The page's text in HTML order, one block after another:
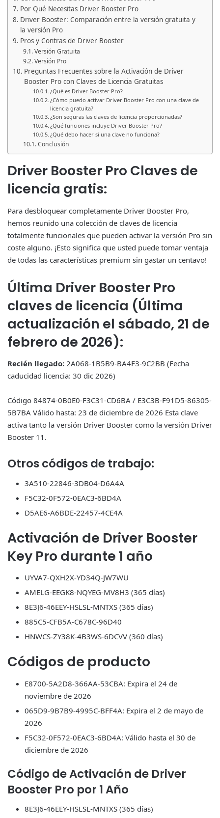
Por Qué Necesitas Driver Booster Pro
Driver Booster: Comparación entre la versión gratuita y
la versión Pro
Pros y Contras de Driver Booster
Versión Gratuita
Versión Pro
Preguntas Frecuentes sobre la Activación de Driver
Booster Pro con Claves de Licencia Gratuitas
¿Qué es Driver Booster Pro?
¿Cómo puedo activar Driver Booster Pro con una clave de
licencia gratuita?
¿Son seguras las claves de licencia proporcionadas?
¿Qué funciones incluye Driver Booster Pro?
¿Qué debo hacer si una clave no funciona?
Conclusión
Driver Booster Pro Claves de
licencia gratis:
Para desbloquear completamente Driver Booster Pro,
hemos reunido una colección de claves de licencia
totalmente funcionales que pueden activar la versión Pro sin
coste alguno. ¡Esto significa que usted puede tomar ventaja
de todas las características premium sin gastar un centavo!
Última Driver Booster Pro
claves de licencia (Última
actualización el sábado, 21 de
febrero de 2026):
Recién llegado: 2A068-1B5B9-BA4F3-9C2BB (Fecha
caducidad licencia: 30 dic 2026)
Código 84874-0B0E0-F3C31-CD6BA / E3C3B-F91D5-86305-
5B7BA Válido hasta: 23 de diciembre de 2026 Esta clave
activa tanto la versión Driver Booster como la versión Driver
Booster 11.
Otros códigos de trabajo:
3A510-22846-3DB04-D6A4A
F5C32-0F572-0EAC3-6BD4A
D5AE6-A6BDE-22457-4CE4A
Activación de Driver Booster
Key Pro durante 1 año
UYVA7-QXH2X-YD34Q-JW7WU
AMELG-EEGK8-NQYEG-MV8H3 (365 días)
8E3J6-46EEY-HSLSL-MNTXS (365 días)
885C5-CFB5A-C678C-96D40
HNWCS-ZY38K-4B3WS-6DCVV (360 días)
Códigos de producto
E8700-5A2D8-366AA-53CBA: Expira el 24 de
noviembre de 2026
065D9-9B7B9-4995C-BFF4A: Expira el 2 de mayo de
2026
F5C32-0F572-0EAC3-6BD4A: Válido hasta el 30 de
diciembre de 2026
Código de Activación de Driver
Booster Pro por 1 Año
8E3J6-46EEY-HSLSL-MNTXS (365 días)